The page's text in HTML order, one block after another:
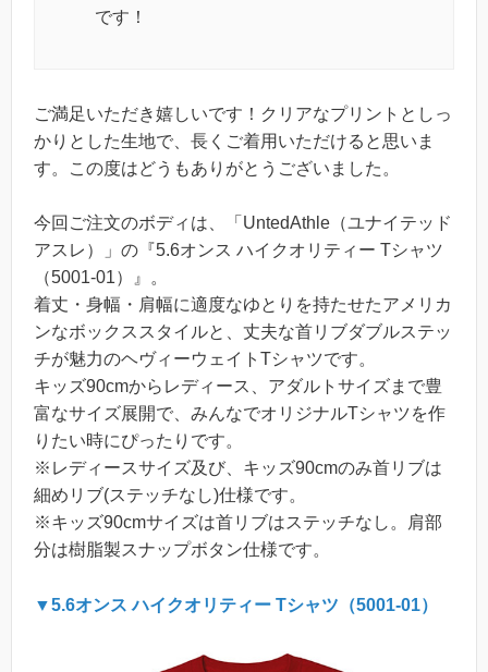
です！
ご満足いただき嬉しいです！クリアなプリントとしっ
かりとした生地で、長くご着用いただけると思いま
す。この度はどうもありがとうございました。
今回ご注文のボディは、「UntedAthle（ユナイテッド
アスレ）」の『5.6オンス ハイクオリティー Tシャツ
（5001-01）』。
着丈・身幅・肩幅に適度なゆとりを持たせたアメリカ
ンなボックススタイルと、丈夫な首リブダブルステッ
チが魅力のヘヴィーウェイトTシャツです。
キッズ90cmからレディース、アダルトサイズまで豊
富なサイズ展開で、みんなでオリジナルTシャツを作
りたい時にぴったりです。
※レディースサイズ及び、キッズ90cmのみ首リブは
細めリブ(ステッチなし)仕様です。
※キッズ90cmサイズは首リブはステッチなし。肩部
分は樹脂製スナップボタン仕様です。
▼5.6オンス ハイクオリティー Tシャツ（5001-01）